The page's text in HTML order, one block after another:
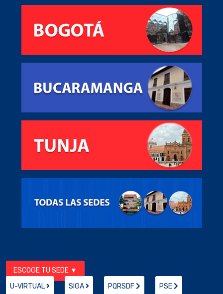
ESCOGE TU SEDE ▼
U-VIRTUAL
SIGA PQRSDF PSE